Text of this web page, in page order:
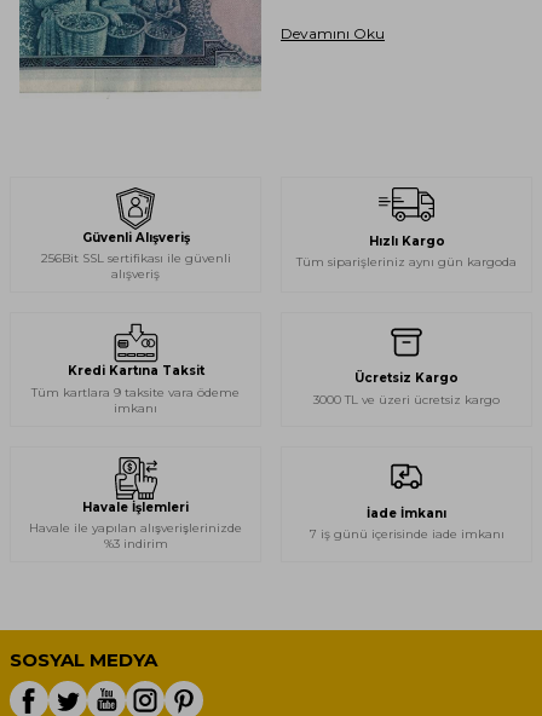
Devamını Oku
Güvenli Alışveriş
256Bit SSL sertifikası ile güvenli
alışveriş
Hızlı Kargo
Tüm siparişleriniz aynı gün kargoda
Kredi Kartına Taksit
Tüm kartlara 9 taksite vara ödeme
imkanı
Ücretsiz Kargo
3000 TL ve üzeri ücretsiz kargo
Havale İşlemleri
Havale ile yapılan alışverişlerinizde
%3 indirim
İade İmkanı
7 iş günü içerisinde iade imkanı
SOSYAL MEDYA